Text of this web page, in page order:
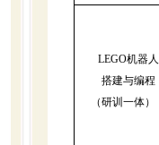
LEGO机器人
搭建与编程
（研训一体）